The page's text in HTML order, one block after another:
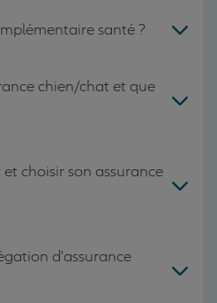
santé ?
chien/chat et que
choisir son assurance
d'assurance